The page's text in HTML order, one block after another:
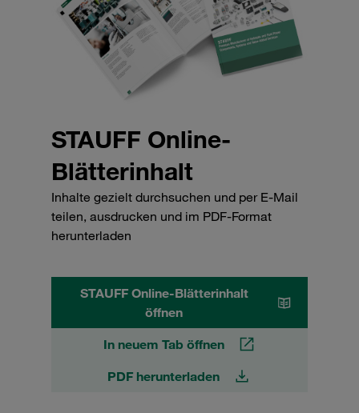
STAUFF Online-
Blätterinhalt
Inhalte gezielt durchsuchen und per E-Mail
teilen, ausdrucken und im PDF-Format
herunterladen
STAUFF Online-Blätterinhalt
öffnen
In neuem Tab öffnen
PDF herunterladen